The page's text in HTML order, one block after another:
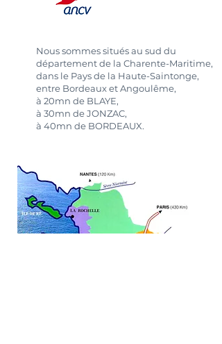
Nous sommes situés au sud du
département de la Charente-Maritime,
dans le Pays de la Haute-Saintonge,
entre Bordeaux et Angoulême,
à 20mn de BLAYE,
à 30mn de JONZAC,
à 40mn de BORDEAUX.